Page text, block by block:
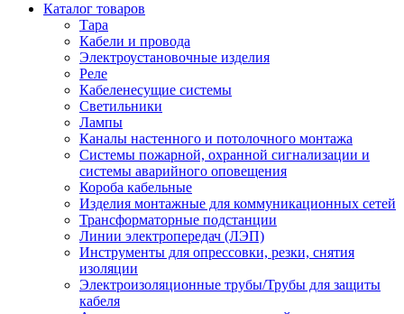
Каталог товаров
Тара
Кабели и провода
Электроустановочные изделия
Реле
Кабеленесущие системы
Светильники
Лампы
Каналы настенного и потолочного монтажа
Системы пожарной, охранной сигнализации и
системы аварийного оповещения
Короба кабельные
Изделия монтажные для коммуникационных сетей
Трансформаторные подстанции
Линии электропередач (ЛЭП)
Инструменты для опрессовки, резки, снятия
изоляции
Электроизоляционные трубы/Трубы для защиты
кабеля